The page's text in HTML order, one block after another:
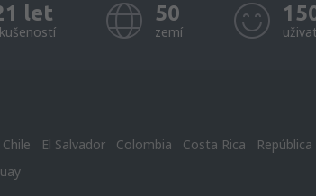
let 50
zemí
Chile El Salvador Colombia Costa Rica